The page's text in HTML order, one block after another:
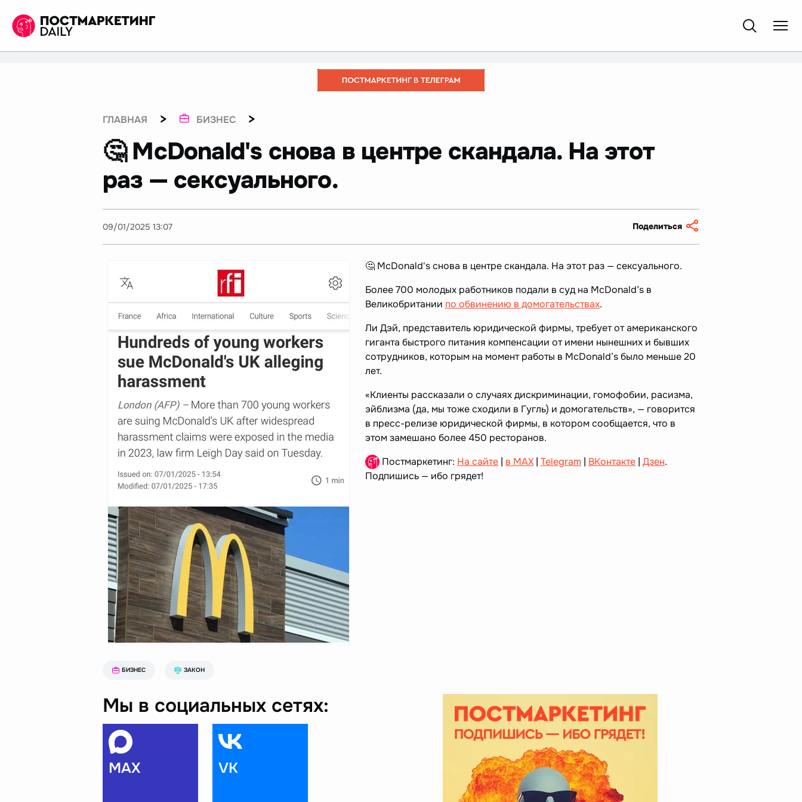
ГЛАВНАЯ > БИЗНЕС >
🤔 McDonald's снова в центре скандала. На этот
раз — сексуального.
09/01/2025 13:07 Поделиться
🤔 McDonald's снова в центре скандала. На этот раз — сексуального.
Более 700 молодых работников подали в суд на McDonald’s в
Великобритании по обвинению в домогательствах.
Ли Дэй, представитель юридической фирмы, требует от американского
гиганта быстрого питания компенсации от имени нынешних и бывших
сотрудников, которым на момент работы в McDonald’s было меньше 20
лет.
«Клиенты рассказали о случаях дискриминации, гомофобии, расизма,
эйблизма (да, мы тоже сходили в Гугль) и домогательств», — говорится
в пресс-релизе юридической фирмы, в котором сообщается, что в
этом замешано более 450 ресторанов.
Постмаркетинг: На сайте | в MAX | Telegram | ВКонтакте | Дзен.
Подпишись — ибо грядет!
БИЗНЕС ЗАКОН
Мы в социальных сетях:
MAX VK